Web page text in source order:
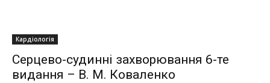
Кардіологія
Серцево-судинні захворювання 6-те
видання – В. М. Коваленко